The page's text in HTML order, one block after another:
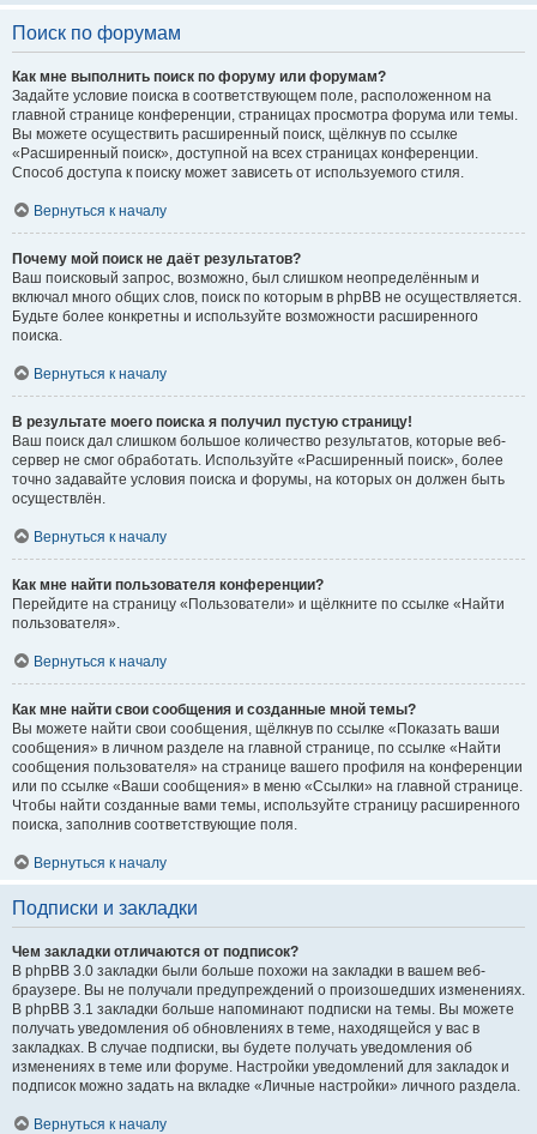
Поиск по форумам
Как мне выполнить поиск по форуму или форумам?
Задайте условие поиска в соответствующем поле, расположенном на
главной странице конференции, страницах просмотра форума или темы.
Вы можете осуществить расширенный поиск, щёлкнув по ссылке
«Расширенный поиск», доступной на всех страницах конференции.
Способ доступа к поиску может зависеть от используемого стиля.
Вернуться к началу
Почему мой поиск не даёт результатов?
Ваш поисковый запрос, возможно, был слишком неопределённым и
включал много общих слов, поиск по которым в phpBB не осуществляется.
Будьте более конкретны и используйте возможности расширенного
поиска.
Вернуться к началу
В результате моего поиска я получил пустую страницу!
Ваш поиск дал слишком большое количество результатов, которые веб-
сервер не смог обработать. Используйте «Расширенный поиск», более
точно задавайте условия поиска и форумы, на которых он должен быть
осуществлён.
Вернуться к началу
Как мне найти пользователя конференции?
Перейдите на страницу «Пользователи» и щёлкните по ссылке «Найти
пользователя».
Вернуться к началу
Как мне найти свои сообщения и созданные мной темы?
Вы можете найти свои сообщения, щёлкнув по ссылке «Показать ваши
сообщения» в личном разделе на главной странице, по ссылке «Найти
сообщения пользователя» на странице вашего профиля на конференции
или по ссылке «Ваши сообщения» в меню «Ссылки» на главной странице.
Чтобы найти созданные вами темы, используйте страницу расширенного
поиска, заполнив соответствующие поля.
Вернуться к началу
Подписки и закладки
Чем закладки отличаются от подписок?
В phpBB 3.0 закладки были больше похожи на закладки в вашем веб-
браузере. Вы не получали предупреждений о произошедших изменениях.
В phpBB 3.1 закладки больше напоминают подписки на темы. Вы можете
получать уведомления об обновлениях в теме, находящейся у вас в
закладках. В случае подписки, вы будете получать уведомления об
изменениях в теме или форуме. Настройки уведомлений для закладок и
подписок можно задать на вкладке «Личные настройки» личного раздела.
Вернуться к началу